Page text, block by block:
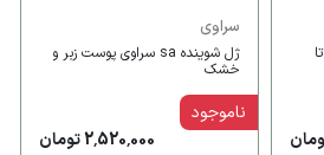
سراوی
ژل شوینده sa سراوی پوست زبر و
خشک
2,520,000 تومان
ناموجود